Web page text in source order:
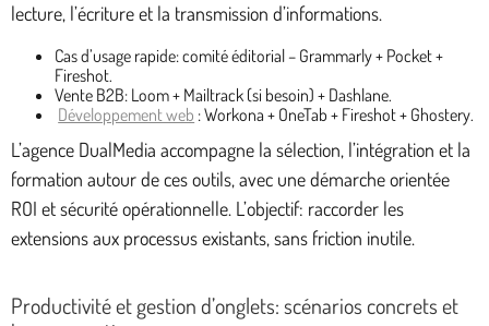
lecture, l’écriture et la transmission d’informations.
Cas d’usage rapide: comité éditorial – Grammarly + Pocket +
Fireshot.
Vente B2B: Loom + Mailtrack (si besoin) + Dashlane.
Développement web : Workona + OneTab + Fireshot + Ghostery.
L’agence DualMedia accompagne la sélection, l’intégration et la
formation autour de ces outils, avec une démarche orientée
ROI et sécurité opérationnelle. L’objectif: raccorder les
extensions aux processus existants, sans friction inutile.
Productivité et gestion d’onglets: scénarios concrets et